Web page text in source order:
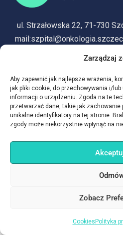
Zarządzaj
Aby zapewnić jak najlepsze wrażenia,
jak pliki cookie, do przechowywania i/
informacji o urządzeniu. Zgoda na te
przetwarzać dane, takie jak zachowanie
unikalne identyfikatory na tej stronie.
zgody może niekorzystnie wpłynąć na
Zobacz
Cookies Polityka
ul. Strzałowska 22, 71-730
91 56 47 100
Deklaracja